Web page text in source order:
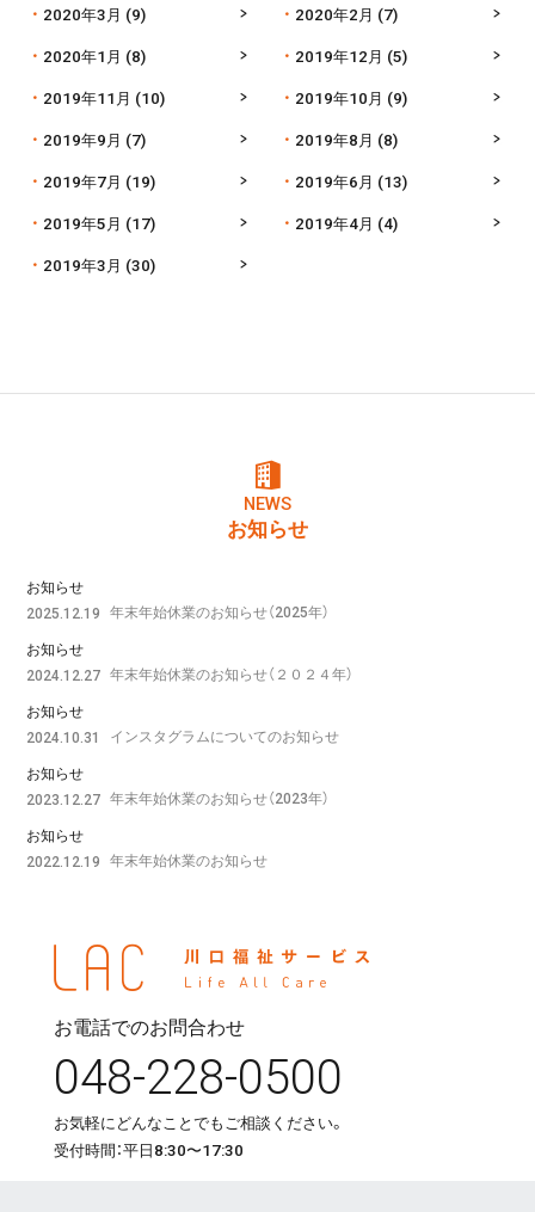
2020年3月 (9) 2020年2月 (7)
2020年1月 (8) 2019年12月 (5)
2019年11月 (10) 2019年10月 (9)
2019年9月 (7) 2019年8月 (8)
2019年7月 (19) 2019年6月 (13)
2019年5月 (17) 2019年4月 (4)
2019年3月 (30)
NEWS
お知らせ
2025.12.19
お知らせ
年末年始休業のお知らせ（2025年）
2024.12.27
お知らせ
年末年始休業のお知らせ（２０２４年）
2024.10.31
お知らせ
インスタグラムについてのお知らせ
2023.12.27
お知らせ
年末年始休業のお知らせ（2023年）
2022.12.19
お知らせ
年末年始休業のお知らせ
お電話でのお問合わせ
048-228-0500
お気軽にどんなことでもご相談ください。
受付時間：平日8:30〜17:30